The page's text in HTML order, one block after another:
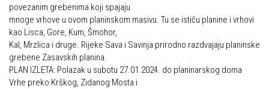
Obiteljska
Plan izleta Obiteljske sekcije za 2026. godinu
Izleti
Izvješća s izleta Obiteljske sekcije
Alpinistička škola
Speleološka škola HPD Željezničar
Obilaznice
Gojzerica
povezanim grebenima koji spajaju
mnoge vrhove u ovom planinskom masivu. Tu se ističu planine i vrhovi
kao Lisca, Gore, Kum, Šmohor,
Kal, Mrzlica i druge. Rijeke Sava i Savinja prirodno razdvajaju planinske
grebene Zasavskih planina.
PLAN IZLETA: Polazak u subotu 27.01.2024. do planinarskog doma
Vrhe preko Krškog, Zidanog Mosta i